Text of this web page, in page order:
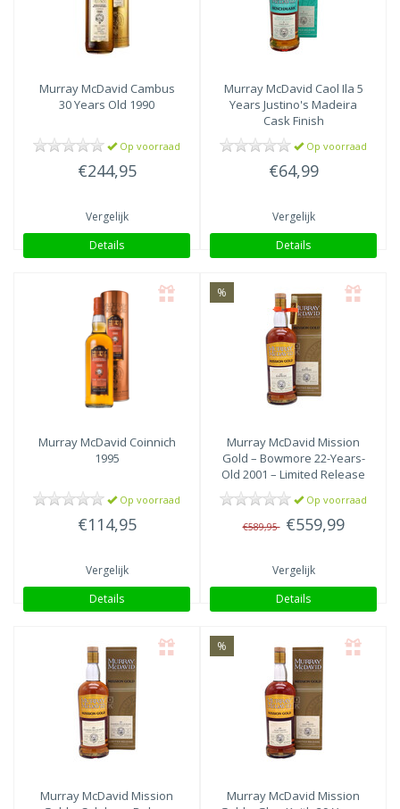
Murray McDavid Cambus
30 Years Old 1990
Op voorraad
€244,95
Vergelijk
Details
Murray McDavid Caol Ila 5
Years Justino's Madeira
Cask Finish
Op voorraad
€64,99
Vergelijk
Details
Murray McDavid Coinnich
1995
Op voorraad
€114,95
Vergelijk
Details
%
Murray McDavid Mission
Gold – Bowmore 22-Years-
Old 2001 – Limited Release
Op voorraad
€589,95 €559,99
Vergelijk
Details
Murray McDavid Mission
%
Murray McDavid Mission